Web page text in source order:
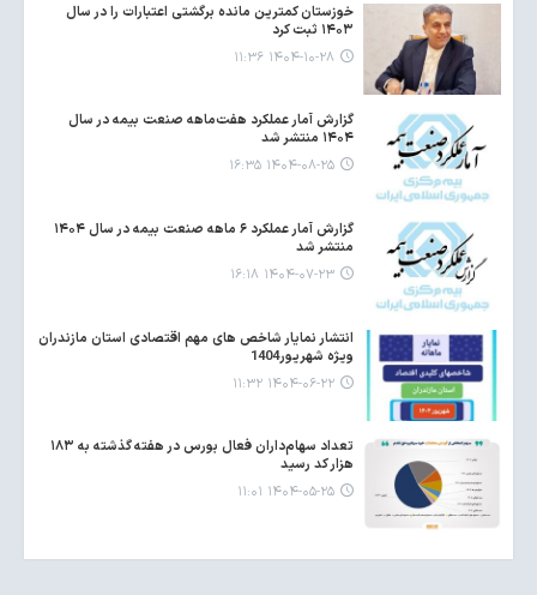
خوزستان کمترین مانده برگشتی اعتبارات را در سال
۱۴۰۳ ثبت کرد
۱۴۰۴-۱۰-۲۸ ۱۱:۳۶
گزارش آمار عملکرد هفت‌ماهه صنعت بیمه در سال
۱۴۰۴ منتشر شد
۱۴۰۴-۰۸-۲۵ ۱۶:۳۵
گزارش آمار عملکرد ۶ ماهه صنعت بیمه در سال ۱۴۰۴
منتشر شد
۱۴۰۴-۰۷-۲۳ ۱۶:۱۸
انتشار نمایار شاخص های مهم اقتصادی استان مازندران
ویژه شهریور1404
۱۴۰۴-۰۶-۲۲ ۱۱:۳۲
تعداد سهام‌داران فعال بورس در هفته گذشته به ۱۸۳
هزار کد رسید
۱۴۰۴-۰۵-۲۵ ۱۱:۰۱